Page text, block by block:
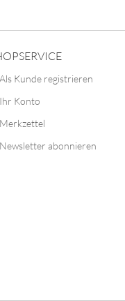
Als Kunde registrieren
Ihr Konto
Merkzettel
Newsletter abonnieren